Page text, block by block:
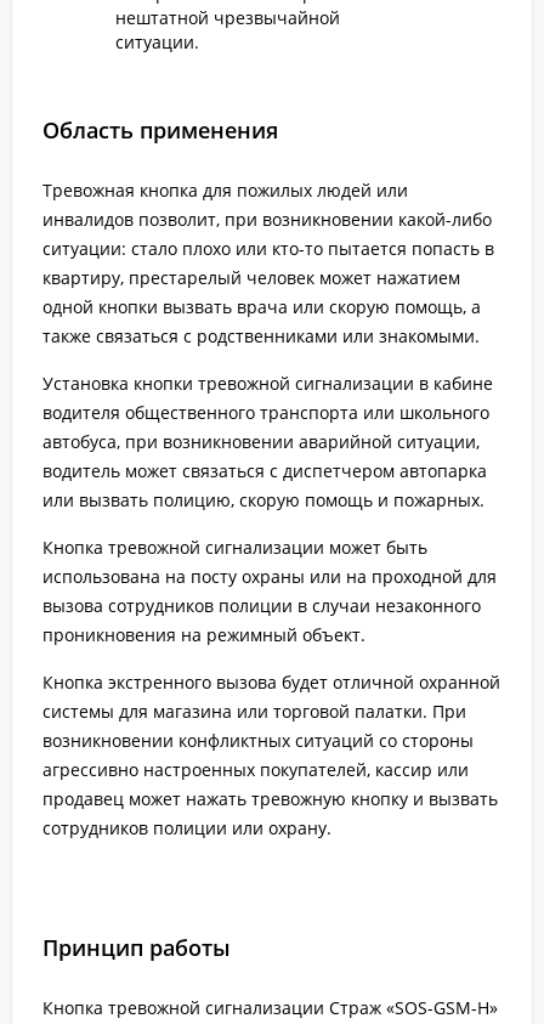
нештатной чрезвычайной
ситуации.
Область применения
Тревожная кнопка для пожилых людей или
инвалидов позволит, при возникновении какой-либо
ситуации: стало плохо или кто-то пытается попасть в
квартиру, престарелый человек может нажатием
одной кнопки вызвать врача или скорую помощь, а
также связаться с родственниками или знакомыми.
Установка кнопки тревожной сигнализации в кабине
водителя общественного транспорта или школьного
автобуса, при возникновении аварийной ситуации,
водитель может связаться с диспетчером автопарка
или вызвать полицию, скорую помощь и пожарных.
Кнопка тревожной сигнализации может быть
использована на посту охраны или на проходной для
вызова сотрудников полиции в случаи незаконного
проникновения на режимный объект.
Кнопка экстренного вызова будет отличной охранной
системы для магазина или торговой палатки. При
возникновении конфликтных ситуаций со стороны
агрессивно настроенных покупателей, кассир или
продавец может нажать тревожную кнопку и вызвать
сотрудников полиции или охрану.
Принцип работы
Кнопка тревожной сигнализации Страж «SOS-GSM-Н»